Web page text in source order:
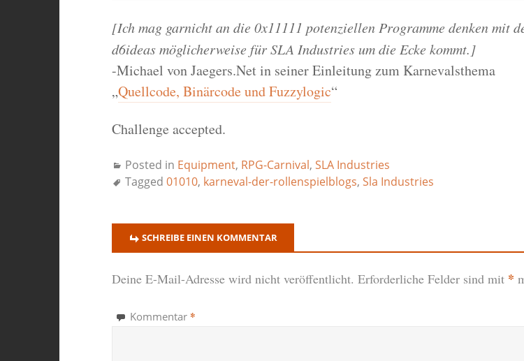
[Ich mag garnicht an die 0x11111 potenziellen Programme denken mit
d6ideas möglicherweise für SLA Industries um die Ecke kommt.]
-Michael von Jaegers.Net in seiner Einleitung zum Karnevalsthema
„Quellcode, Binärcode und Fuzzylogic“
Challenge accepted.
Posted in Equipment, RPG-Carnival, SLA Industries
Tagged 01010, karneval-der-rollenspielblogs, Sla Industries
SCHREIBE EINEN KOMMENTAR
Deine E-Mail-Adresse wird nicht veröffentlicht. Erforderliche Felder sind mit *
Kommentar *